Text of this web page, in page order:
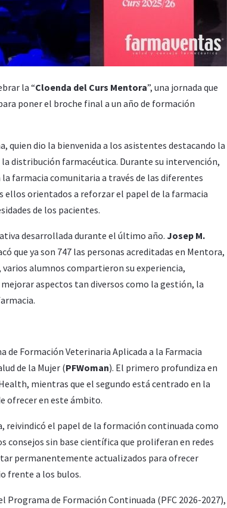
la “Cloenda del Curs Mentora”, una jornada que
poner el broche final a un año de formación
quien dio la bienvenida a los asistentes destacando la
distribución farmacéutica. Durante su intervención,
farmacia comunitaria a través de las diferentes
ellos orientados a reforzar el papel de la farmacia
de los pacientes.
desarrollada durante el último año.Josep M.
que ya son 747 las personas acreditadas en Mentora,
varios alumnos compartieron su experiencia,
aspectos tan diversos como la gestión, la
Formación Veterinaria Aplicada a la Farmacia
de la Mujer (PFWoman). El primero profundiza en
mientras que el segundo está centrado en la
ofrecer en este ámbito.
reivindicó el papel de la formación continuada como
sin base científica que proliferan en redes
permanentemente actualizados para ofrecer
frente a los bulos.
de Formación Continuada (PFC 2026-2027),